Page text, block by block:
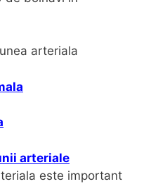
arteriala
arteriale
este important